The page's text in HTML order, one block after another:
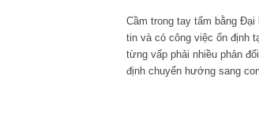
Cầm trong tay tấm bằng Đại
tin và có công việc ổn định
từng vấp phải nhiều phản
định chuyển hướng sang